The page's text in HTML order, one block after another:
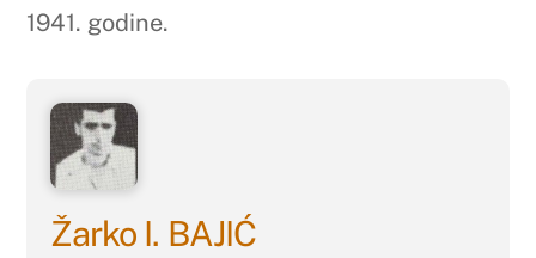
1941. godine.
Žarko I. BAJIĆ